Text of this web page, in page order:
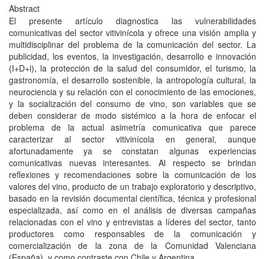
Abstract
El presente artículo diagnostica las vulnerabilidades
comunicativas del sector vitivinícola y ofrece una visión amplia y
multidisciplinar del problema de la comunicación del sector. La
publicidad, los eventos, la investigación, desarrollo e innovación
(I+D+i), la protección de la salud del consumidor, el turismo, la
gastronomía, el desarrollo sostenible, la antropología cultural, la
neurociencia y su relación con el conocimiento de las emociones,
y la socialización del consumo de vino, son variables que se
deben considerar de modo sistémico a la hora de enfocar el
problema de la actual asimetría comunicativa que parece
caracterizar al sector vitivinícola en general, aunque
afortunadamente ya se constatan algunas experiencias
comunicativas nuevas interesantes. Al respecto se brindan
reflexiones y recomendaciones sobre la comunicación de los
valores del vino, producto de un trabajo exploratorio y descriptivo,
basado en la revisión documental científica, técnica y profesional
especializada, así como en el análisis de diversas campañas
relacionadas con el vino y entrevistas a líderes del sector, tanto
productores como responsables de la comunicación y
comercialización de la zona de la Comunidad Valenciana